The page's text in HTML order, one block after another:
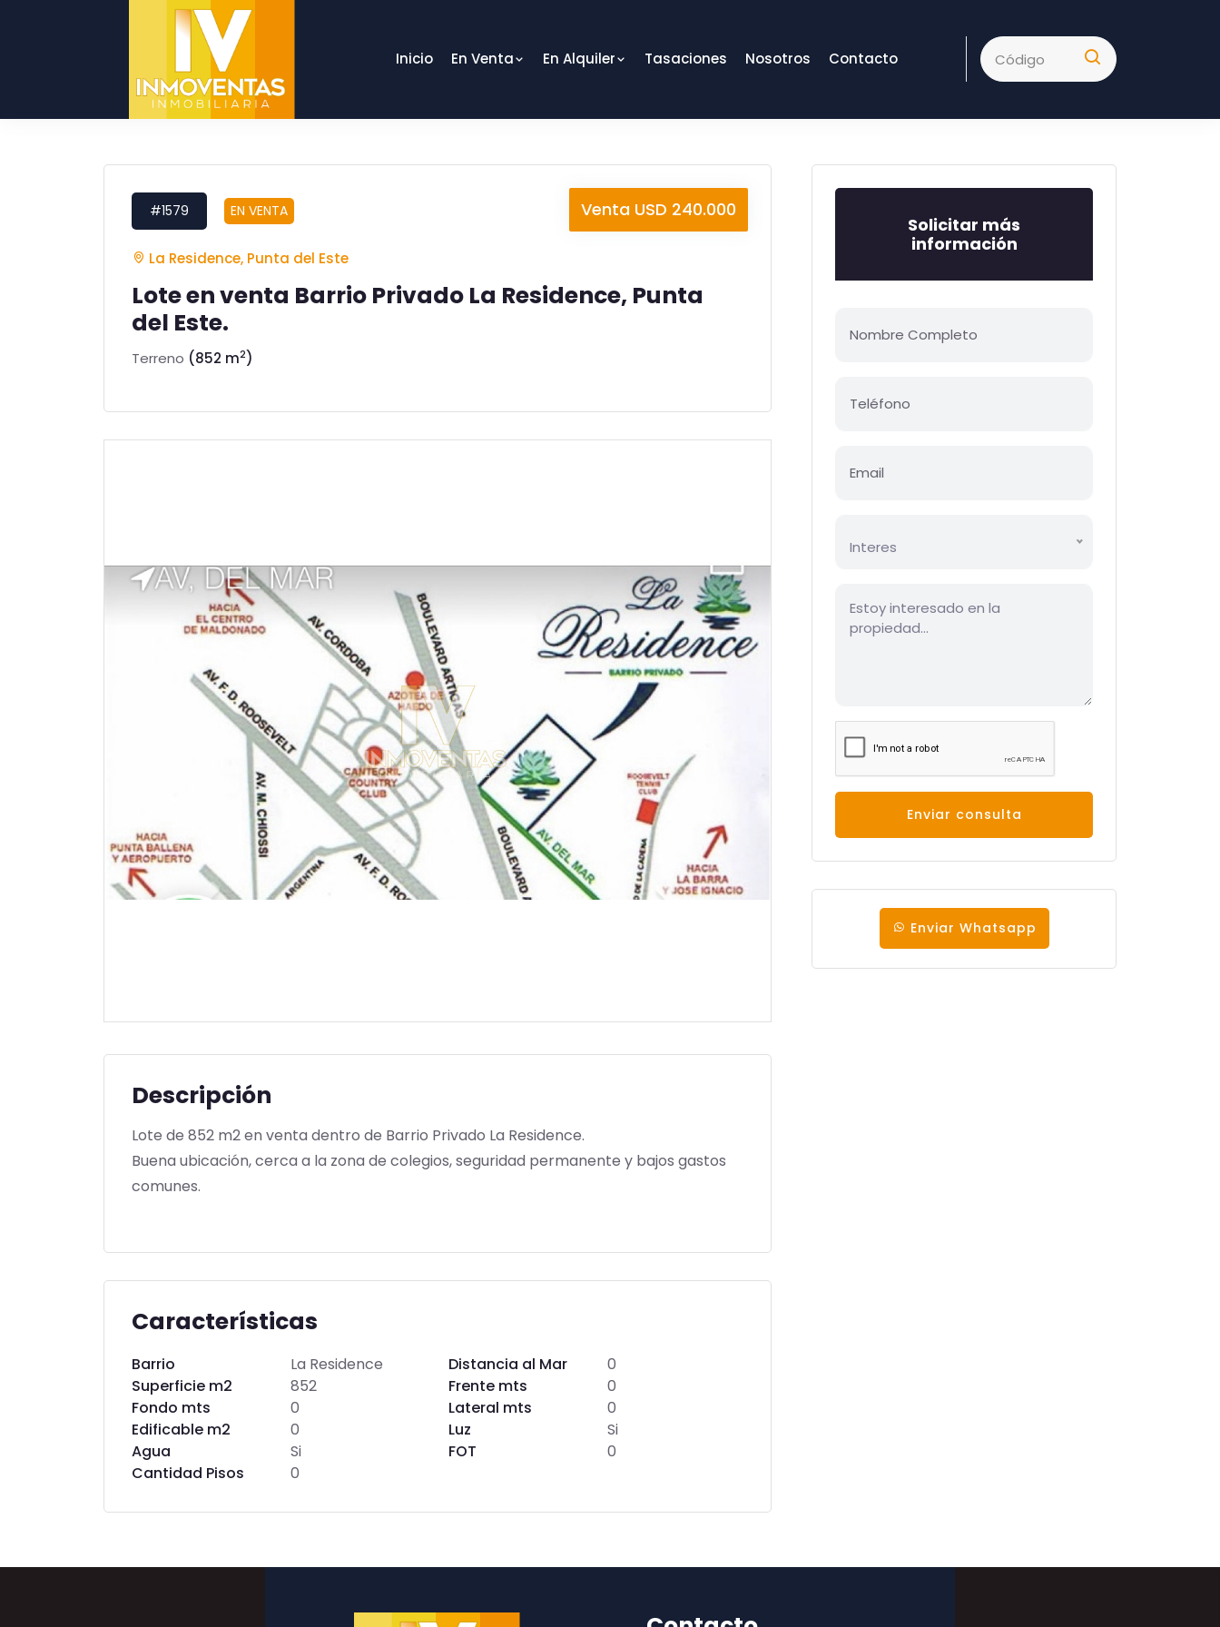
Inicio En Venta En Alquiler Tasaciones Nosotros Contacto
#1579 EN VENTA Venta USD 240.000
La Residence, Punta del Este
Lote en venta Barrio Privado La Residence, Punta
del Este.
Terreno (852 m2)
Descripción
Lote de 852 m2 en venta dentro de Barrio Privado La Residence.
Buena ubicación, cerca a la zona de colegios, seguridad permanente y bajos gastos
comunes.
Características
Barrio La Residence Distancia al Mar
0
Superficie m2
852 Frente mts
0
Fondo mts
0 Lateral mts
0
Edificable m2
0 Luz
Si
Agua
Si FOT
0
Cantidad Pisos
0
Solicitar más
información
Interes
Enviar consulta
Enviar Whatsapp